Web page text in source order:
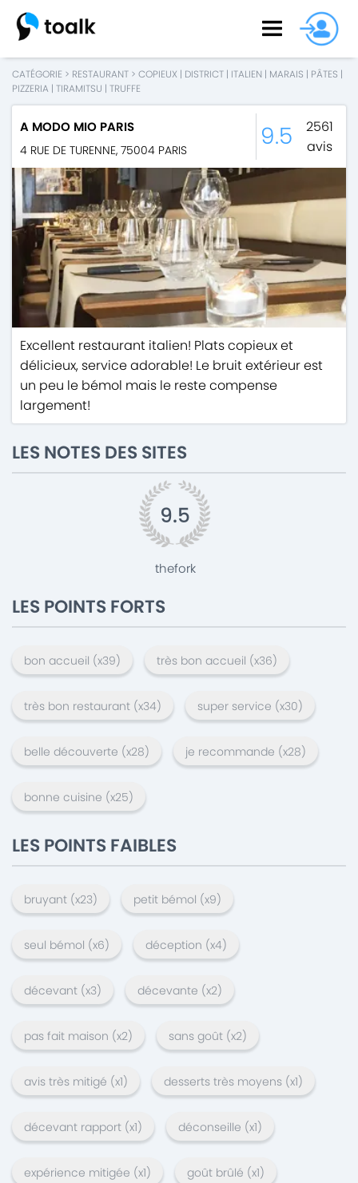
CATÉGORIE > RESTAURANT > COPIEUX | DISTRICT | ITALIEN | MARAIS | PÂTES |
PIZZERIA | TIRAMITSU | TRUFFE
A MODO MIO PARIS
4 RUE DE TURENNE, 75004 PARIS 9.5
2561
avis
Excellent restaurant italien! Plats copieux et
délicieux, service adorable! Le bruit extérieur est
un peu le bémol mais le reste compense
largement!
LES NOTES DES SITES
9.5
thefork
LES POINTS FORTS
bon accueil (x39) très bon accueil (x36)
très bon restaurant (x34) super service (x30)
belle découverte (x28) je recommande (x28)
bonne cuisine (x25)
LES POINTS FAIBLES
bruyant (x23) petit bémol (x9)
seul bémol (x6) déception (x4)
décevant (x3) décevante (x2)
pas fait maison (x2) sans goût (x2)
avis très mitigé (x1) desserts très moyens (x1)
décevant rapport (x1) déconseille (x1)
expérience mitigée (x1) goût brûlé (x1)